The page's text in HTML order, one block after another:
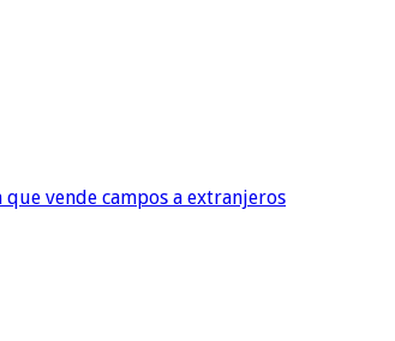
vende campos a extranjeros